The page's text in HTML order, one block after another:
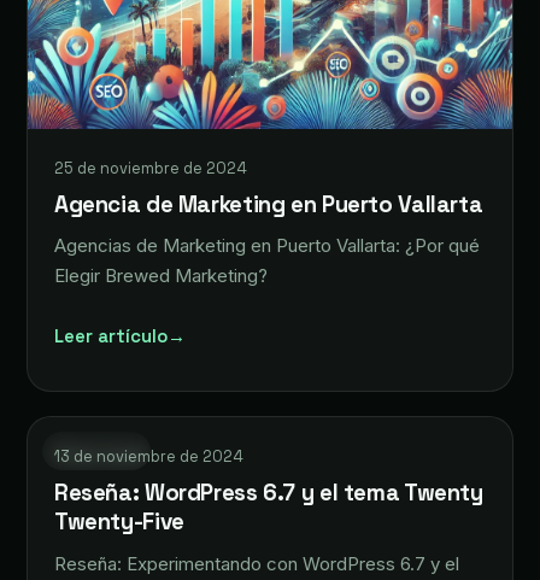
25 de noviembre de 2024
Agencia de Marketing en Puerto Vallarta
Agencias de Marketing en Puerto Vallarta: ¿Por qué
Elegir Brewed Marketing?
Leer artículo→
JP
WordPress
13 de noviembre de 2024
Reseña: WordPress 6.7 y el tema Twenty
Twenty-Five
Reseña: Experimentando con WordPress 6.7 y el